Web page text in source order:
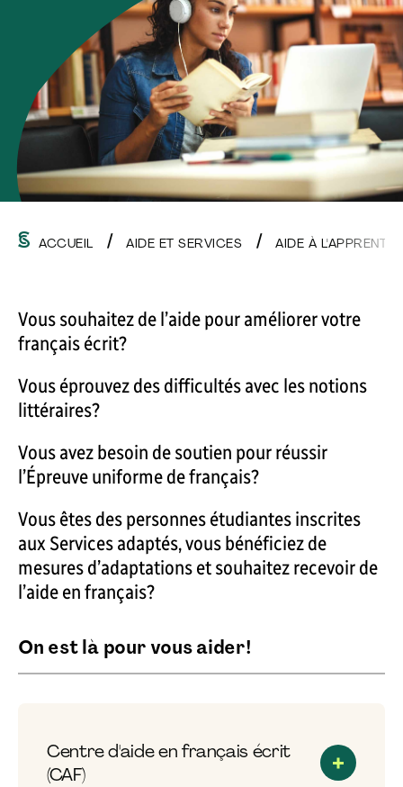
ACCUEIL AIDE ET SERVICES AIDE À
Vous souhaitez de l’aide pour améliorer votre
français écrit?
Vous éprouvez des difficultés avec les notions
littéraires?
Vous avez besoin de soutien pour réussir
l’Épreuve uniforme de français?
Vous êtes des personnes étudiantes inscrites
aux Services adaptés, vous bénéficiez de
mesures d’adaptations et souhaitez recevoir de
l’aide en français?
On est là pour vous aider!
Centre d'aide en français écrit
(CAF)